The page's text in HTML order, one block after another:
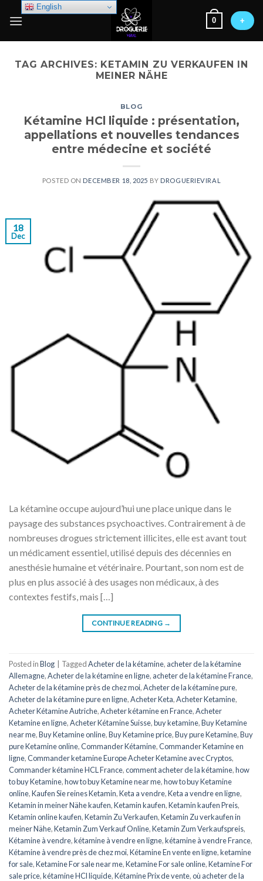
0 +
TAG ARCHIVES: KETAMIN ZU VERKAUFEN IN
MEINER NÄHE
BLOG
Kétamine HCl liquide : présentation,
appellations et nouvelles tendances
entre médecine et société
POSTED ON DECEMBER 18, 2025 BY DROGUERIEVIRAL
18
Dec
La kétamine occupe aujourd’hui une place unique dans le
paysage des substances psychoactives. Contrairement à de
nombreuses drogues strictement illicites, elle est avant tout
un médicament essentiel, utilisé depuis des décennies en
anesthésie humaine et vétérinaire. Pourtant, son nom est de
plus en plus associé à des usages non médicaux, à des
contextes festifs, mais […]
CONTINUE READING →
Posted inBlog TaggedAcheter de la kétamine, acheter de la kétamine
Allemagne,Acheter de la kétamine en ligne, acheter de la kétamine France,
Acheter de la kétamine près de chez moi,Acheter de la kétamine pure,
Acheter de la kétamine pure en ligne,Acheter Keta,Acheter Ketamine,
Acheter Kétamine Autriche,Acheter kétamine en France,Acheter
Ketamine en ligne,Acheter Kétamine Suisse,buy ketamine,Buy Ketamine
near me,Buy Ketamine online,Buy Ketamine price,Buy pure Ketamine,Buy
pure Ketamine online,Commander Kétamine,Commander Ketamine en
ligne,Commander ketamine Europe Acheter Ketamine avec Cryptos,
Commander kétamine HCL France,comment acheter de la kétamine,how
to buy Ketamine,how to buy Ketamine near me,how to buy Ketamine
online,Kaufen Sie reines Ketamin,Keta a vendre,Keta a vendre en ligne,
Ketamin in meiner Nähe kaufen,Ketamin kaufen,Ketamin kaufen Preis,
Ketamin online kaufen,Ketamin Zu Verkaufen,Ketamin Zu verkaufen in
meiner Nähe,Ketamin Zum Verkauf Online,Ketamin Zum Verkaufspreis,
Kétamine à vendre,kétamine à vendre en ligne,kétamine à vendre France,
Kétamine à vendre près de chez moi,Kétamine En vente en ligne,ketamine
for sale,Ketamine For sale near me,Ketamine For sale online,Ketamine For
sale price,kétamine HCl liquide,Kétamine Prix de vente,où acheter de la
English